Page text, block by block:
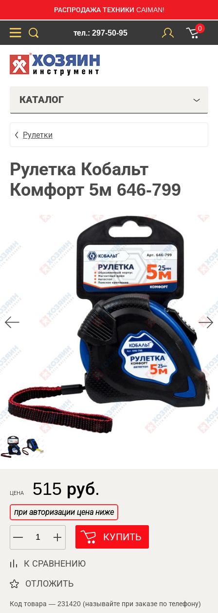
РАСПРОДАЖА ТЕХНИКИ CAIMAN!
тел.: 297-50-95
0
КАТАЛОГ
Рулетки
Рулетка Кобальт
Комфорт 5м 646-799
ЦЕНА 515 руб.
при авторизации цена ниже
КУПИТЬ
К СРАВНЕНИЮ
ОТЛОЖИТЬ
Код товара — 231420 (называйте при заказе по телефону)